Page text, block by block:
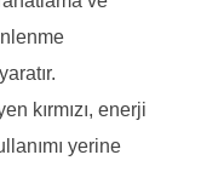
kırmızı, enerji
yerine